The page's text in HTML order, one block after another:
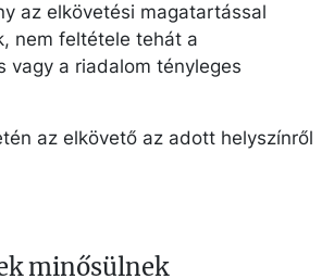
az elkövetési magatartással
nem feltétele tehát a
vagy a riadalom tényleges
az elkövető az adott helyszínről
minősülnek